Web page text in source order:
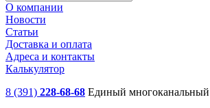
О компании
Новости
Статьи
Доставка и оплата
Адреса и контакты
Калькулятор
8 (391) 228-68-68 Единый многоканальный